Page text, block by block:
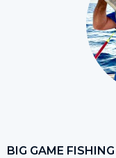
BIG GAME